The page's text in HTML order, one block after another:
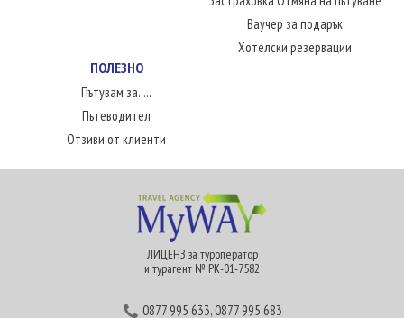
Ваучер за подарък
Хотелски резервации
ПОЛЕЗНО
Пътувам за.....
Пътеводител
Отзиви от клиенти
ЛИЦЕНЗ за туроператор
и турагент № РК-01-7582
0877 995 633,0877 995 683